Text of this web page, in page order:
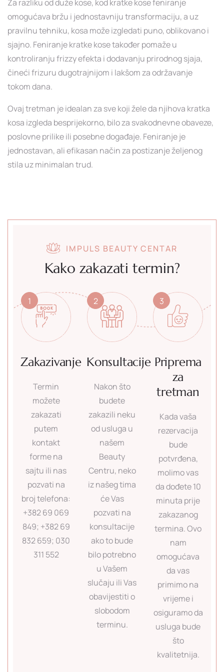
Za razliku od duže kose, kod kratke kose feniranje
omogućava bržu i jednostavniju transformaciju, a uz
pravilnu tehniku, kosa može izgledati puno, oblikovano i
sjajno. Feniranje kratke kose također pomaže u
kontroliranju frizzy efekta i dodavanju prirodnog sjaja,
čineći frizuru dugotrajnijom i lakšom za održavanje
tokom dana.
Ovaj tretman je idealan za sve koji žele da njihova kratka
kosa izgleda besprijekorno, bilo za svakodnevne obaveze,
poslovne prilike ili posebne događaje. Feniranje je
jednostavan, ali efikasan način za postizanje željenog
stila uz minimalan trud.
IMPULS BEAUTY CENTAR
Kako zakazati termin?
1
Zakazivanje
Termin
možete
zakazati
putem
kontakt
forme na
sajtu ili nas
pozvati na
broj telefona:
+382 69 069
849; +382 69
832 659; 030
311 552
2
Konsultacije
Nakon što
budete
zakazili neku
od usluga u
našem
Beauty
Centru, neko
iz našeg tima
će Vas
pozvati na
konsultacije
ako to bude
bilo potrebno
u Vašem
slučaju ili Vas
obavijestiti o
slobodom
terminu.
3
Priprema
za
tretman
Kada vaša
rezervacija
bude
potvrđena,
molimo vas
da dođete 10
minuta prije
zakazanog
termina. Ovo
nam
omogućava
da vas
primimo na
vrijeme i
osiguramo da
usluga bude
što
kvalitetnija.